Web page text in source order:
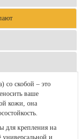
со скобой – это
ваше
кожи, она
для крепления на
универсальной и